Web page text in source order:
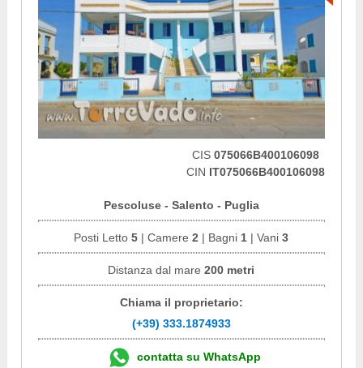
CIS 075066B400106098
CIN IT075066B400106098
Pescoluse - Salento - Puglia
Posti Letto5 | Camere2 | Bagni 1 | Vani3
Distanza dal mare200 metri
Chiama il proprietario:
(+39) 333.1874933
contatta su WhatsApp